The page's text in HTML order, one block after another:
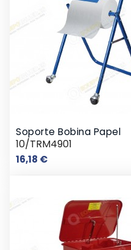
Soporte Bobina Papel
10/TRM4901
16,18 €Precio